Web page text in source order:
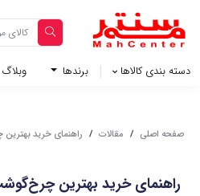
دسته بندی کالاها برندها وبلاگ‌
صفحه اصلی / مقالات / راهنمای خرید بهترین
راهنمای خرید بهترین چرخ‌گوشت + ۱۰ نکته